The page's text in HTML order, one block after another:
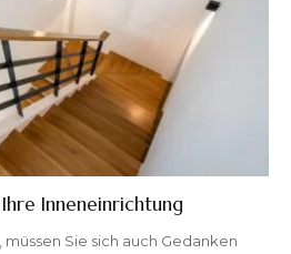
Inneneinrichtung
Sie sich auch Gedanken